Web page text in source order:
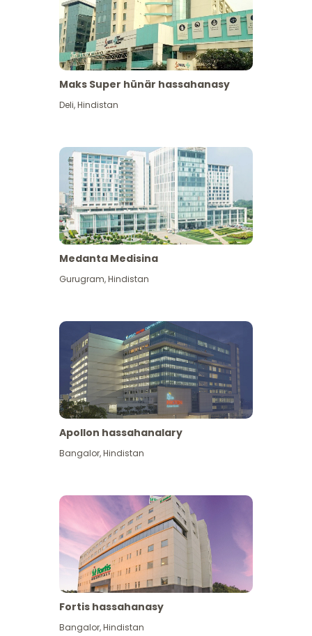
Has giňişleýin gör
Maks Super hünär hassahanasy
Deli,Hindistan
Medanta Medisina
Gurugram,Hindistan
Apollon hassahanalary
Bangalor,Hindistan
Fortis hassahanasy
Bangalor,Hindistan